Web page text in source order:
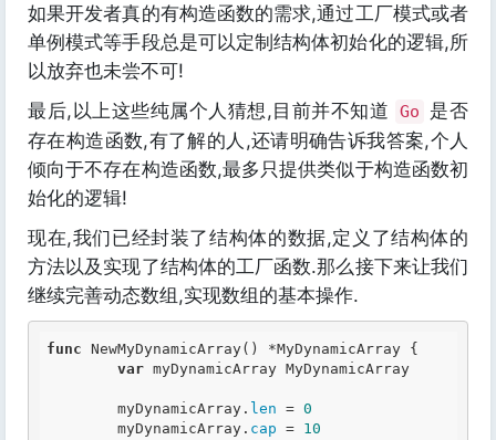
如果开发者真的有构造函数的需求,通过工厂模式或者
单例模式等手段总是可以定制结构体初始化的逻辑,所
以放弃也未尝不可!
最后,以上这些纯属个人猜想,目前并不知道
Go
是否
存在构造函数,有了解的人,还请明确告诉我答案,个人
倾向于不存在构造函数,最多只提供类似于构造函数初
始化的逻辑!
现在,我们已经封装了结构体的数据,定义了结构体的
方法以及实现了结构体的工厂函数.那么接下来让我们
继续完善动态数组,实现数组的基本操作.
func NewMyDynamicArray() *MyDynamicArray {
var myDynamicArray MyDynamicArray
	myDynamicArray.
len = 0
	myDynamicArray.
cap = 10